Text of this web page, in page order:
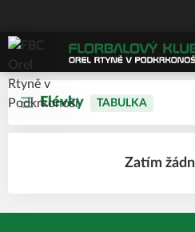
Elévky TABULKA
Zatím